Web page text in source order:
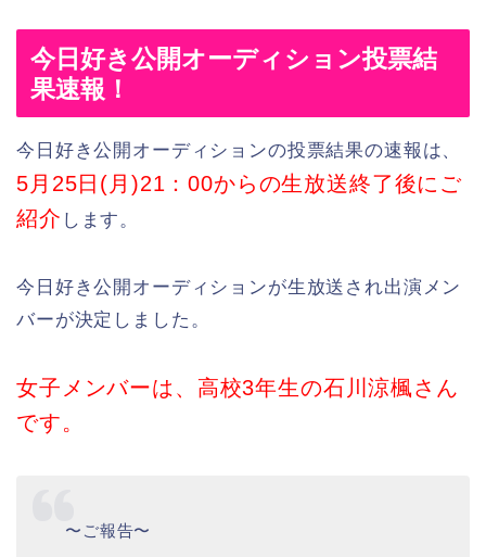
今日好き公開オーディション投票結
果速報！
今日好き公開オーディションの投票結果の速報は、
5月25日(月)21：00からの生放送終了後にご
紹介 します。
今日好き公開オーディションが生放送され出演メン
バーが決定しました。
女子メンバーは、高校3年生の石川涼楓さん
です。
〜ご報告〜